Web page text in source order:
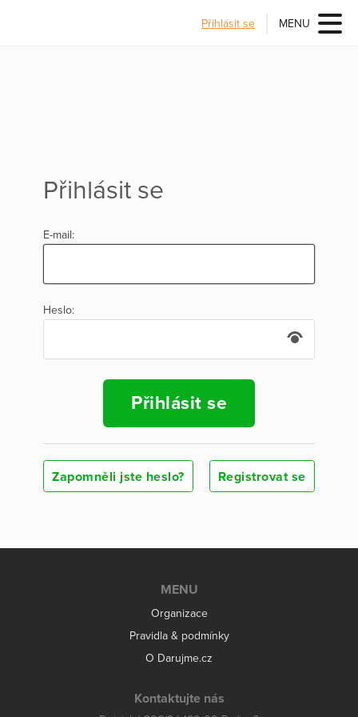
Přihlásit se MENU
Přihlásit se
E-mail:
Heslo:
Přihlásit se
Zapomněli jste heslo? Registrovat se
MENU
Organizace
Pravidla & podmínky
O Darujme.cz
Kontaktujte nás